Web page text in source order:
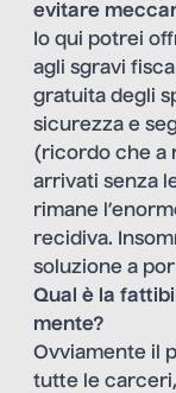
evitare
Io qui potrei
agli sgravi
gratuita degli
sicurezza e
(ricordo che a
arrivati senza
rimane
recidiva.
soluzione a
Qual è la
mente?
Ovviamente il
tutte le